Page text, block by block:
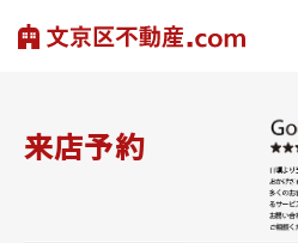
来店予約